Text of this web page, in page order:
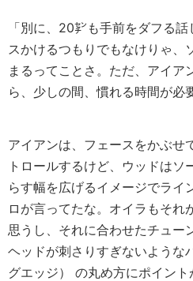
「別に、20㌢も手前をダフる
スかけるつもりでもなけりゃ、
まるってことさ。ただ、アイア
ら、少しの間、慣れる時間が必
アイアンは、フェースをかぶせ
トロールするけど、ウッドはソ
らす幅を広げるイメージでライ
ロが言ってたな。オイラもそれ
思うし、それに合わせたチュー
ヘッドが刺さりすぎないような
グエッジ） の丸め方にポイント